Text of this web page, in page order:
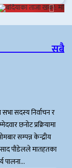
Next
सबै
सदस्य निर्वाचन र
छनोट प्रक्रियामा
सम्पन्न केन्द्रीय
पौडेलले मातहतका
पालना…